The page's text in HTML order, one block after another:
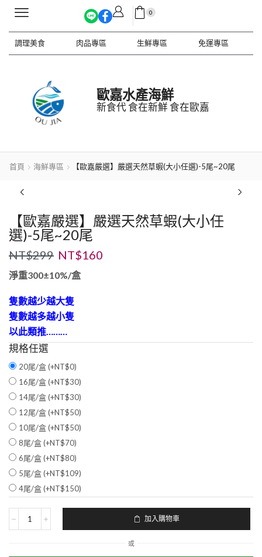
0
調理美食 肉品專區 生鮮專區 免運專區
歐嘉水產海鮮
新食代 食在新鮮 食在歐嘉
首頁 海鮮專區 【歐嘉嚴選】嚴選天然草蝦(大小任選)-5尾~20尾
【歐嘉嚴選】嚴選天然草蝦(大小任
選)-5尾~20尾
NT$299 NT$160
淨重300±10%/盒
隻數越少越大隻
隻數越多越小隻
以此類推………
規格任選
20尾/盒 (+NT$0)
16尾/盒 (+NT$30)
14尾/盒 (+NT$30)
12尾/盒 (+NT$50)
10尾/盒 (+NT$50)
8尾/盒 (+NT$70)
6尾/盒 (+NT$80)
5尾/盒 (+NT$109)
4尾/盒 (+NT$150)
加入購物車
或